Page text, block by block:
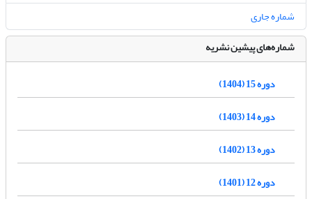
شماره جاری
شماره‌های پیشین نشریه
دوره 15 (1404)
دوره 14 (1403)
دوره 13 (1402)
دوره 12 (1401)